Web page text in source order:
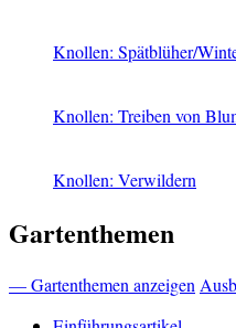
Knollen: Spätblüher/
Knollen: Treiben von
Knollen: Verwildern
Gartenthemen
— Gartenthemen anzeigen